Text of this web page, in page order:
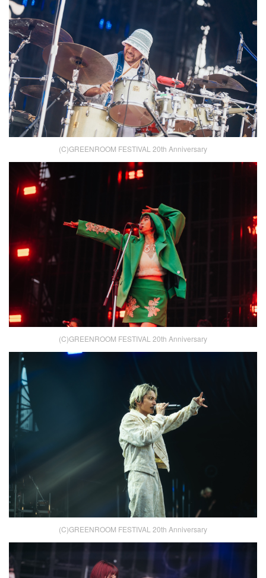
(C)GREENROOM FESTIVAL 20th Anniversary
(C)GREENROOM FESTIVAL 20th Anniversary
(C)GREENROOM FESTIVAL 20th Anniversary